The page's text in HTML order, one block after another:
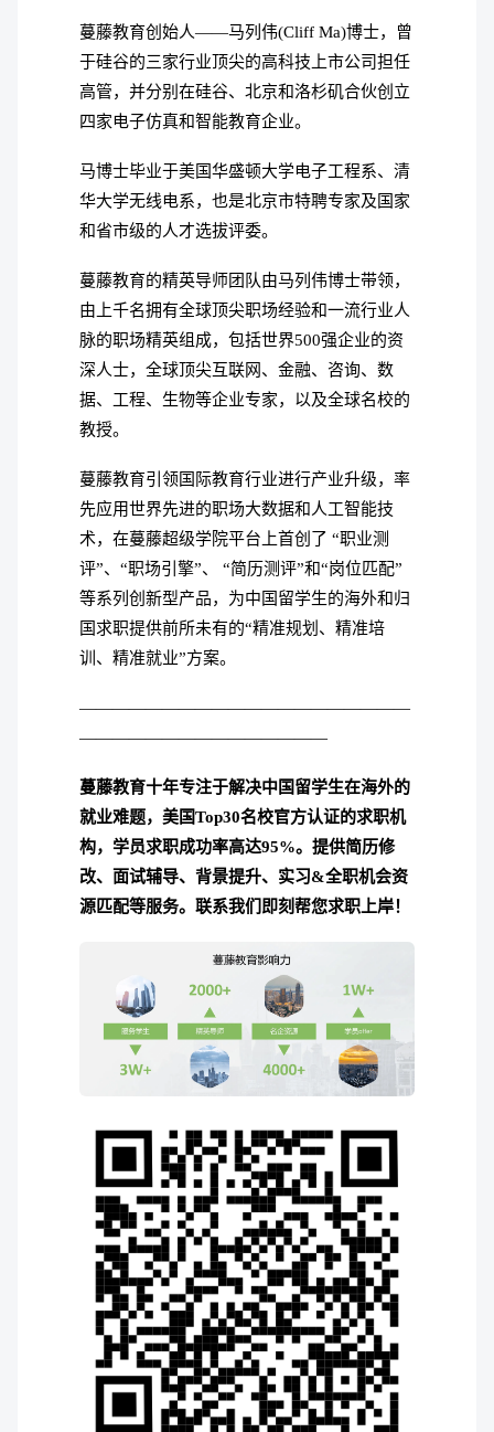
蔓藤教育创始人——马列伟(Cliff Ma)博士，曾
于硅谷的三家行业顶尖的高科技上市公司担任
高管，并分别在硅谷、北京和洛杉矶合伙创立
四家电子仿真和智能教育企业。
马博士毕业于美国华盛顿大学电子工程系、清
华大学无线电系，也是北京市特聘专家及国家
和省市级的人才选拔评委。
蔓藤教育的精英导师团队由马列伟博士带领，
由上千名拥有全球顶尖职场经验和一流行业人
脉的职场精英组成，包括世界500强企业的资
深人士，全球顶尖互联网、金融、咨询、数
据、工程、生物等企业专家，以及全球名校的
教授。
蔓藤教育引领国际教育行业进行产业升级，率
先应用世界先进的职场大数据和人工智能技
术，在蔓藤超级学院平台上首创了 “职业测
评”、“职场引擎”、 “简历测评”和“岗位匹配”
等系列创新型产品，为中国留学生的海外和归
国求职提供前所未有的“精准规划、精准培
训、精准就业”方案。
————————————————————
———————————————
蔓藤教育十年专注于解决中国留学生在海外的
就业难题，美国Top30名校官方认证的求职机
构，学员求职成功率高达95%。 提供简历修
改、面试辅导、背景提升、实习&全职机会资
源匹配等服务。联系我们即刻帮您求职上岸！